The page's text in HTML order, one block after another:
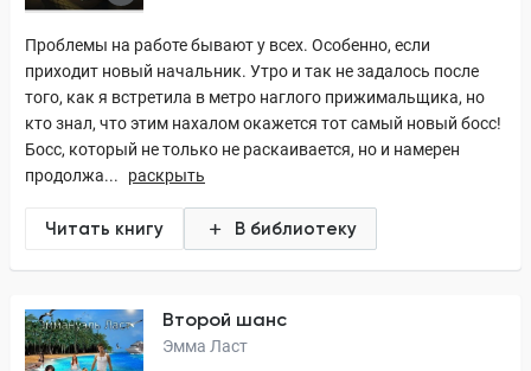
Проблемы на работе бывают у всех. Особенно, если
приходит новый начальник. Утро и так не задалось после
того, как я встретила в метро наглого прижимальщика, но
кто знал, что этим нахалом окажется тот самый новый босс!
Босс, который не только не раскаивается, но и намерен
продолжа...
раскрыть
Читать книгу В библиотеку
Второй шанс
Эмма Ласт